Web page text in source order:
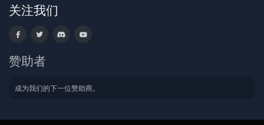
关注我们
赞助者
成为我们的下一位赞助商。